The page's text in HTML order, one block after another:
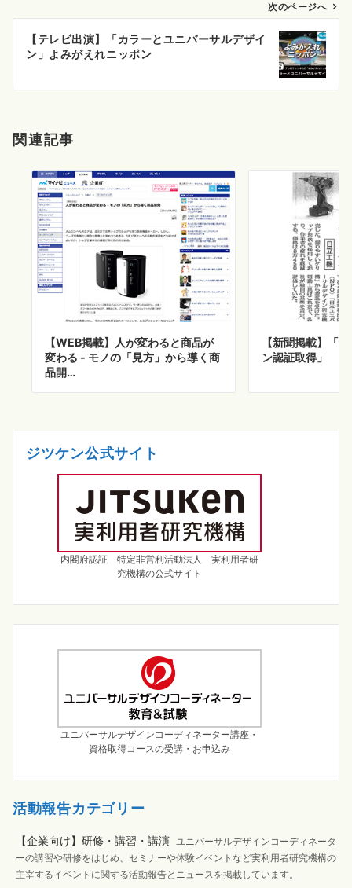
ン
次のページへ
【テレビ出演】「カラーとユニバーサルデザイ
ン」よみがえれニッポン
関連記事
【WEB掲載】人が変わると商品が
変わる - モノの「見方」から導く商
品開…
【新聞掲載】「
ン認証取得」
ジツケン公式サイト
内閣府認証 特定非営利活動法人 実利用者研
究機構の公式サイト
ユニバーサルデザインコーディネーター講座・
資格取得コースの受講・お申込み
活動報告カテゴリー
【企業向け】研修・講習・講演
ユニバーサルデザインコーディネータ
ーの講習や研修をはじめ、セミナーや体験イベントなど実利用者研究機構の
主宰するイベントに関する活動報告とニュースを掲載しています。